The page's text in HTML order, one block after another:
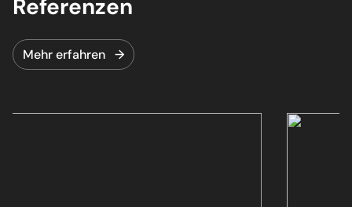
Ausfallzeiten und halten Ihre Systeme aktuell und
funktionsfähig.
Referenzen
Mehr erfahren →